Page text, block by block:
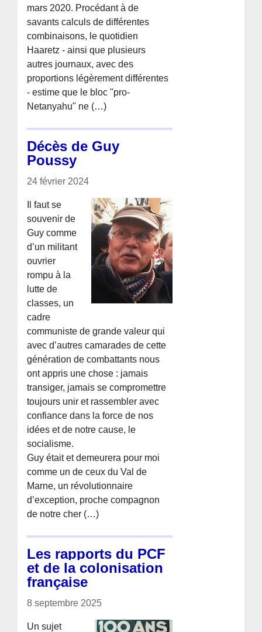
mars 2020. Procédant à de
savants calculs de différentes
combinaisons, le quotidien
Haaretz - ainsi que plusieurs
autres journaux, avec des
proportions légèrement différentes
- estime que le bloc "pro-
Netanyahu" ne (…)
Décès de Guy
Poussy
24 février 2024
Il faut se
souvenir de
Guy comme
d’un militant
ouvrier
rompu à la
lutte de
classes, un
cadre
communiste de grande valeur qui
avec d’autres camarades de cette
génération de combattants nous
ont appris une chose : jamais
transiger, jamais se compromettre
toujours unir et rassembler avec
confiance dans la force de nos
idées et de notre cause, le
socialisme.
Guy était et demeurera pour moi
comme un de ceux du Val de
Marne, un révolutionnaire
d’exception, proche compagnon
de notre cher (…)
Les rapports du PCF
et de la colonisation
française
8 septembre 2025
Un sujet